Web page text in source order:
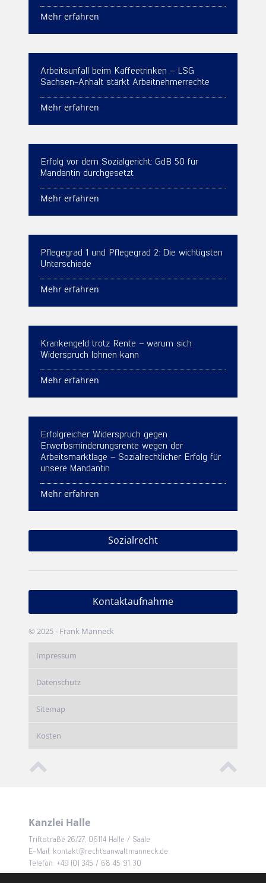
Mehr erfahren
Arbeitsunfall beim Kaffeetrinken – LSG
Sachsen-Anhalt stärkt Arbeitnehmerrechte
Mehr erfahren
Erfolg vor dem Sozialgericht: GdB 50 für
Mandantin durchgesetzt
Mehr erfahren
Pflegegrad 1 und Pflegegrad 2: Die wichtigsten
Unterschiede
Mehr erfahren
Krankengeld trotz Rente – warum sich
Widerspruch lohnen kann
Mehr erfahren
Erfolgreicher Widerspruch gegen
Erwerbsminderungsrente wegen der
Arbeitsmarktlage – Sozialrechtlicher Erfolg für
unsere Mandantin
Mehr erfahren
Sozialrecht
Kontaktaufnahme
© 2025 - Frank Manneck
Impressum
Datenschutz
Sitemap
Kosten
Kanzlei Halle
Triftstraße 26/27, 06114 Halle / Saale
E-Mail: kontakt@rechtsanwaltmanneck.de
Telefon: +49 (0) 345 / 68 45 91 30